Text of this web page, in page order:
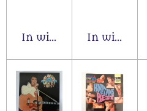
In winkelwagen
In